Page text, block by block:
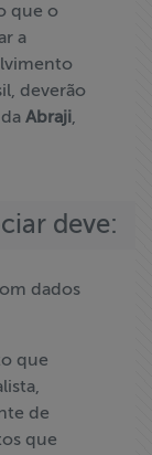
que o
a
deverão
Abraji,
deve:
dados
que
de
que